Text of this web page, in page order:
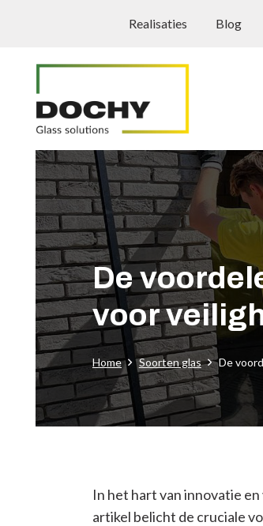
Realisaties Blog
De
voor
Home Soorten glas De
In het hart van innovatie
artikel belicht de cruciale